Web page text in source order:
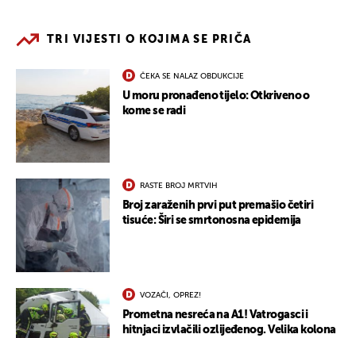
TRI VIJESTI O KOJIMA SE PRIČA
ČEKA SE NALAZ OBDUKCIJE
U moru pronađeno tijelo: Otkriveno o
kome se radi
RASTE BROJ MRTVIH
Broj zaraženih prvi put premašio četiri
tisuće: Širi se smrtonosna epidemija
VOZAČI, OPREZ!
Prometna nesreća na A1! Vatrogasci i
hitnjaci izvlačili ozlijeđenog. Velika kolona